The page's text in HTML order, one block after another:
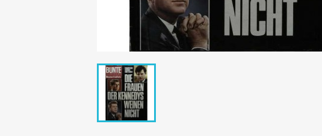
Bunte Illustrierte Zeitschrift
Cicero Zeitschrift